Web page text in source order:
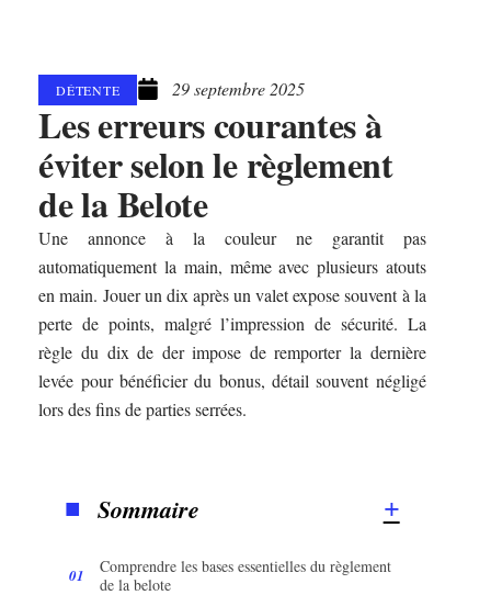
DÉTENTE 29 septembre 2025
Les erreurs courantes à
éviter selon le règlement
de la Belote
Une annonce à la couleur ne garantit pas
automatiquement la main, même avec plusieurs atouts
en main. Jouer un dix après un valet expose souvent à la
perte de points, malgré l’impression de sécurité. La
règle du dix de der impose de remporter la dernière
levée pour bénéficier du bonus, détail souvent négligé
lors des fins de parties serrées.
Sommaire
Comprendre les bases essentielles du règlement
de la belote